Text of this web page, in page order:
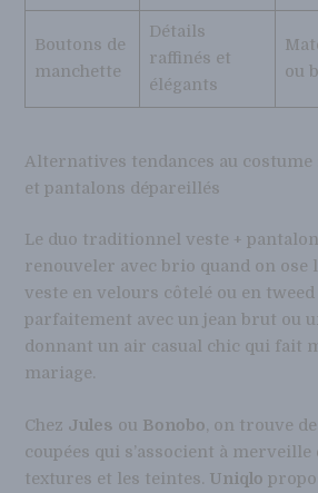
Boutons de
manchette
Détails
raffinés et
élégants
ou
Alternatives tendances au costume
et pantalons dépareillés
Le duo traditionnel veste +
renouveler avec brio quand on ose
veste en velours côtelé ou en
parfaitement avec un jean brut ou
donnant un air casual chic qui fait
mariage.
Chez Jules ou Bonobo, on trouve
coupées qui s’associent à
textures et les teintes. Uniqlo